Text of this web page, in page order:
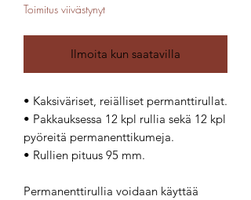
Toimitus viivästynyt
Ilmoita kun saatavilla
• Kaksiväriset, reiälliset permanttirullat.
• Pakkauksessa 12 kpl rullia sekä 12 kpl
pyöreitä permanenttikumeja.
• Rullien pituus 95 mm.
Permanenttirullia voidaan käyttää